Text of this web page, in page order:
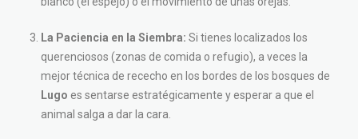
La Paciencia en la Siembra: Si tienes localizados los
querenciosos (zonas de comida o refugio), a veces la
mejor técnica de rececho en los bordes de los bosques de
Lugo es sentarse estratégicamente y esperar a que el
animal salga a dar la cara.